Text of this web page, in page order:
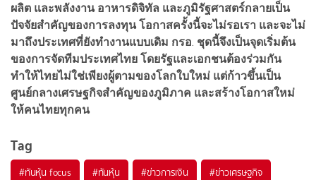
ผลิต และพลังงาน อาหารดิจิทัล และภูมิรัฐศาสตร์กลายเป็น
ปัจจัยสำคัญของการลงทุน โอกาสครั้งนี้จะไม่รอเรา และจะไม่
มาถึงประเทศที่ยังทำงานแบบเดิม กรอ. ชุดนี้จึงเป็นจุดเริ่มต้น
ของการจัดทีมประเทศไทย โดยรัฐและเอกชนต้องร่วมกัน
ทำให้ไทยไม่ใช่เพียงผู้ตามของโลกใบใหม่ แต่ก้าวขึ้นเป็น
ศูนย์กลางเศรษฐกิจสำคัญของภูมิภาค และสร้างโอกาสใหม่
ให้คนไทยทุกคน
Tag
#ทันหุ้น focus #ทันหุ้น #ข่าวการเงิน #ข่าวเศรษฐกิจ